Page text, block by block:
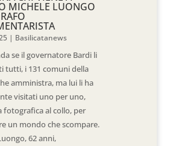
MICHELE LUONGO
| Basilicatanews
se il governatore Bardi li
tutti, i 131 comuni della
amministra, ma lui li ha
visitati uno per uno,
fotografica al collo, per
un mondo che scompare.
62 anni,